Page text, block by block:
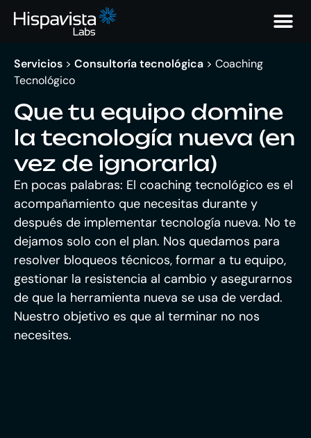
Servicios > Consultoría tecnológica > Coaching
Tecnológico
Que tu equipo domine
la tecnología nueva (en
vez de ignorarla)
En pocas palabras: El coaching tecnológico es el
acompañamiento que necesitas durante y
después de implementar tecnología nueva. No te
dejamos solo con el plan. Nos quedamos para
resolver bloqueos técnicos, formar a tu equipo,
gestionar la resistencia al cambio y asegurarnos
de que la herramienta nueva se usa de verdad.
Nuestro objetivo es que al terminar no nos
necesites.